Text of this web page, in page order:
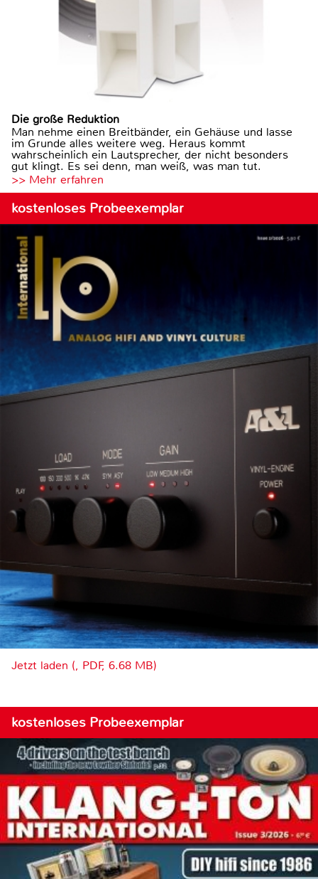
Die große Reduktion
Man nehme einen Breitbänder, ein Gehäuse und lasse
im Grunde alles weitere weg. Heraus kommt
wahrscheinlich ein Lautsprecher, der nicht besonders
gut klingt. Es sei denn, man weiß, was man tut.
>> Mehr erfahren
kostenloses Probeexemplar
Jetzt laden (, PDF, 6.68 MB)
kostenloses Probeexemplar